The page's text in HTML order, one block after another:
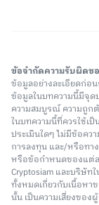
ข้อจำกัดความรับผิดช
ข้อมูลอย่างละเอียดก่อ
ข้อมูลในบทความนี้มีจุด
ความสมบูรณ์ ความถูก
ในบทความนี้ที่ควรใช้เ
ประเมินใดๆ ไม่มีข้อคว
การลงทุน และ/หรือทา
หรือข้อกำหนดของแต่
Cryptosiam และบริษั
ทั้งหมดเกี่ยวกับเนื้อหา
นั้น เป็นความเสี่ยงของ